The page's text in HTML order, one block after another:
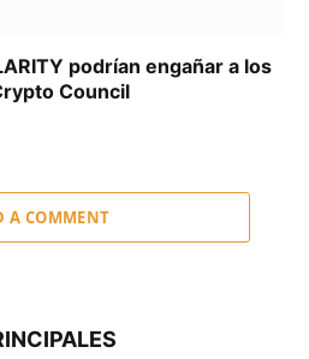
podrían engañar a los
Council
A COMMENT